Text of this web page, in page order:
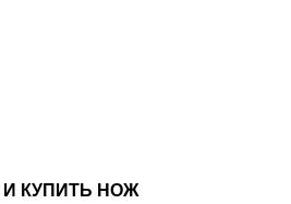
И КУПИТЬ НОЖ